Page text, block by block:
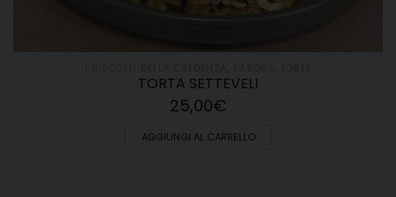
TORTA SETTEVELI
25,00€
AGGIUNGI AL CARRELLO